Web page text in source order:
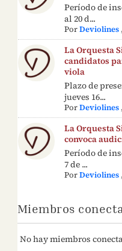
Período de
al 20 d...
PorDeviolines
La Orquesta
candidatos
viola
Plazo de
jueves 16...
PorDeviolines
La Orquesta
convoca
Período de
7 de ...
PorDeviolines
Miembros
No hay miembros